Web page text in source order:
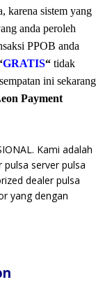
karena sistem yang
anda peroleh
PPOB anda
GRATIS“ tidak
ini sekarang
Payment
Kami adalah
server pulsa
dealer pulsa
yang dengan